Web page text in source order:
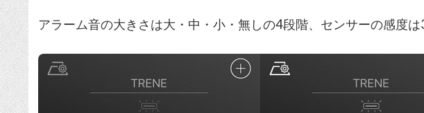
アラーム音の大きさは大・中・小・無しの4段階、センサーの感度は